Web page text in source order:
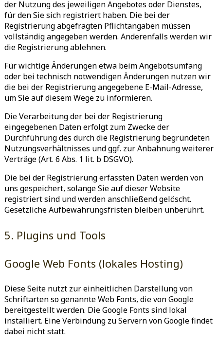
der Nutzung des jeweiligen Angebotes oder Dienstes,
für den Sie sich registriert haben. Die bei der
Registrierung abgefragten Pflichtangaben müssen
vollständig angegeben werden. Anderenfalls werden wir
die Registrierung ablehnen.
Für wichtige Änderungen etwa beim Angebotsumfang
oder bei technisch notwendigen Änderungen nutzen wir
die bei der Registrierung angegebene E-Mail-Adresse,
um Sie auf diesem Wege zu informieren.
Die Verarbeitung der bei der Registrierung
eingegebenen Daten erfolgt zum Zwecke der
Durchführung des durch die Registrierung begründeten
Nutzungsverhältnisses und ggf. zur Anbahnung weiterer
Verträge (Art. 6 Abs. 1 lit. b DSGVO).
Die bei der Registrierung erfassten Daten werden von
uns gespeichert, solange Sie auf dieser Website
registriert sind und werden anschließend gelöscht.
Gesetzliche Aufbewahrungsfristen bleiben unberührt.
5. Plugins und Tools
Google Web Fonts (lokales Hosting)
Diese Seite nutzt zur einheitlichen Darstellung von
Schriftarten so genannte Web Fonts, die von Google
bereitgestellt werden. Die Google Fonts sind lokal
installiert. Eine Verbindung zu Servern von Google findet
dabei nicht statt.